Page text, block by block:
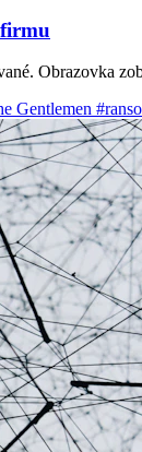
Obrazovka
Gentlemen